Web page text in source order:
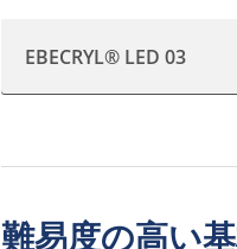
EBECRYL® LED 03
難易度の高い